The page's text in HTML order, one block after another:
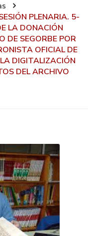
PLENARIA. 5-
LA DONACIÓN
DE SEGORBE POR
OFICIAL DE
DIGITALIZACIÓN
DEL ARCHIVO